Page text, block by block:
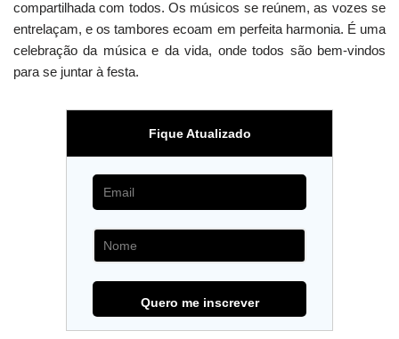
compartilhada com todos. Os músicos se reúnem, as vozes se
entrelaçam, e os tambores ecoam em perfeita harmonia. É uma
celebração da música e da vida, onde todos são bem-vindos
para se juntar à festa.
Fique Atualizado